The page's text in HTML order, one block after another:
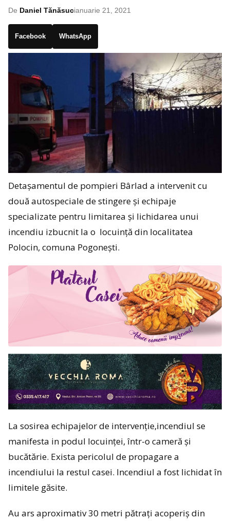
De Daniel Tănăsucianuarie 21, 2021
Facebook WhatsApp
Detașamentul de pompieri Bârlad a intervenit cu
două autospeciale de stingere și echipaje
specializate pentru limitarea și lichidarea unui
incendiu izbucnit la o locuință din localitatea
Polocin, comuna Pogonești.
La sosirea echipajelor de intervenție,incendiul se
manifesta in podul locuinței, într-o cameră și
bucătărie. Exista pericolul de propagare a
incendiului la restul casei. Incendiul a fost lichidat în
limitele găsite.
Au ars aproximativ 30 metri pătrați acoperiș din